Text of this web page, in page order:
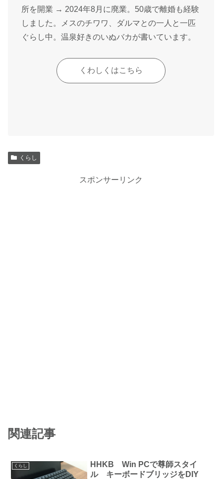
所を開業 → 2024年8月に廃業。50歳で離婚も経験
しました。メスのチワワ、ダルマとの一人と一匹
ぐらし中。温泉好きのいぬバカが書いています。
くわしくはこちら
くらし
スポンサーリンク
関連記事
くらし
HHKB Win PCで尊師スタイ
ル キーボードブリッジをDIY